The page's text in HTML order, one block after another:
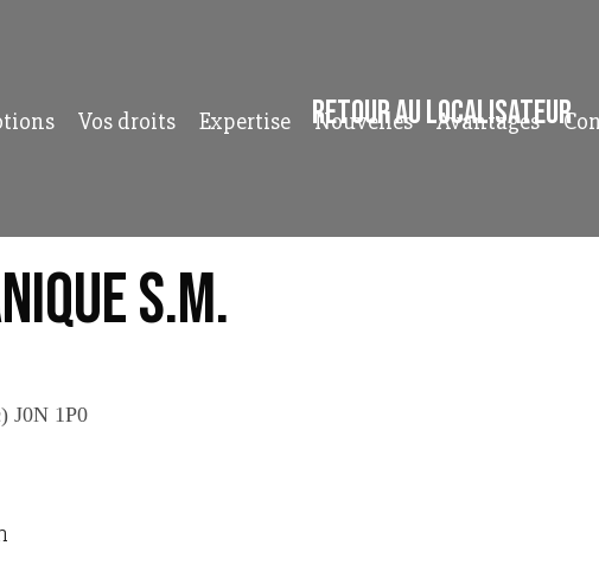
Vos droits Expertise Nouvelles Avantages
Retour au localisateur
S.M.
J0N 1P0